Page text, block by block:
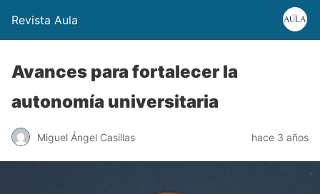
Revista Aula
Avances para fortalecer la
autonomía universitaria
Miguel Ángel Casillas hace 3 años